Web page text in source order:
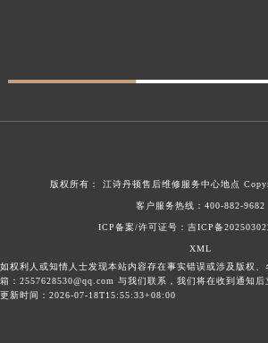
版权所有： 江诗丹顿售后维修服务中心地点
客户服务热线： 400-882-9682
ICP备案/许可证号：吉ICP备
XML
如权利人或知情人士发现本站内容存在事实错误或涉及版权
箱：2557628530@qq.com 与我们联系，我们将在收到通知
更新时间：2026-07-18T15:55:33+08:00